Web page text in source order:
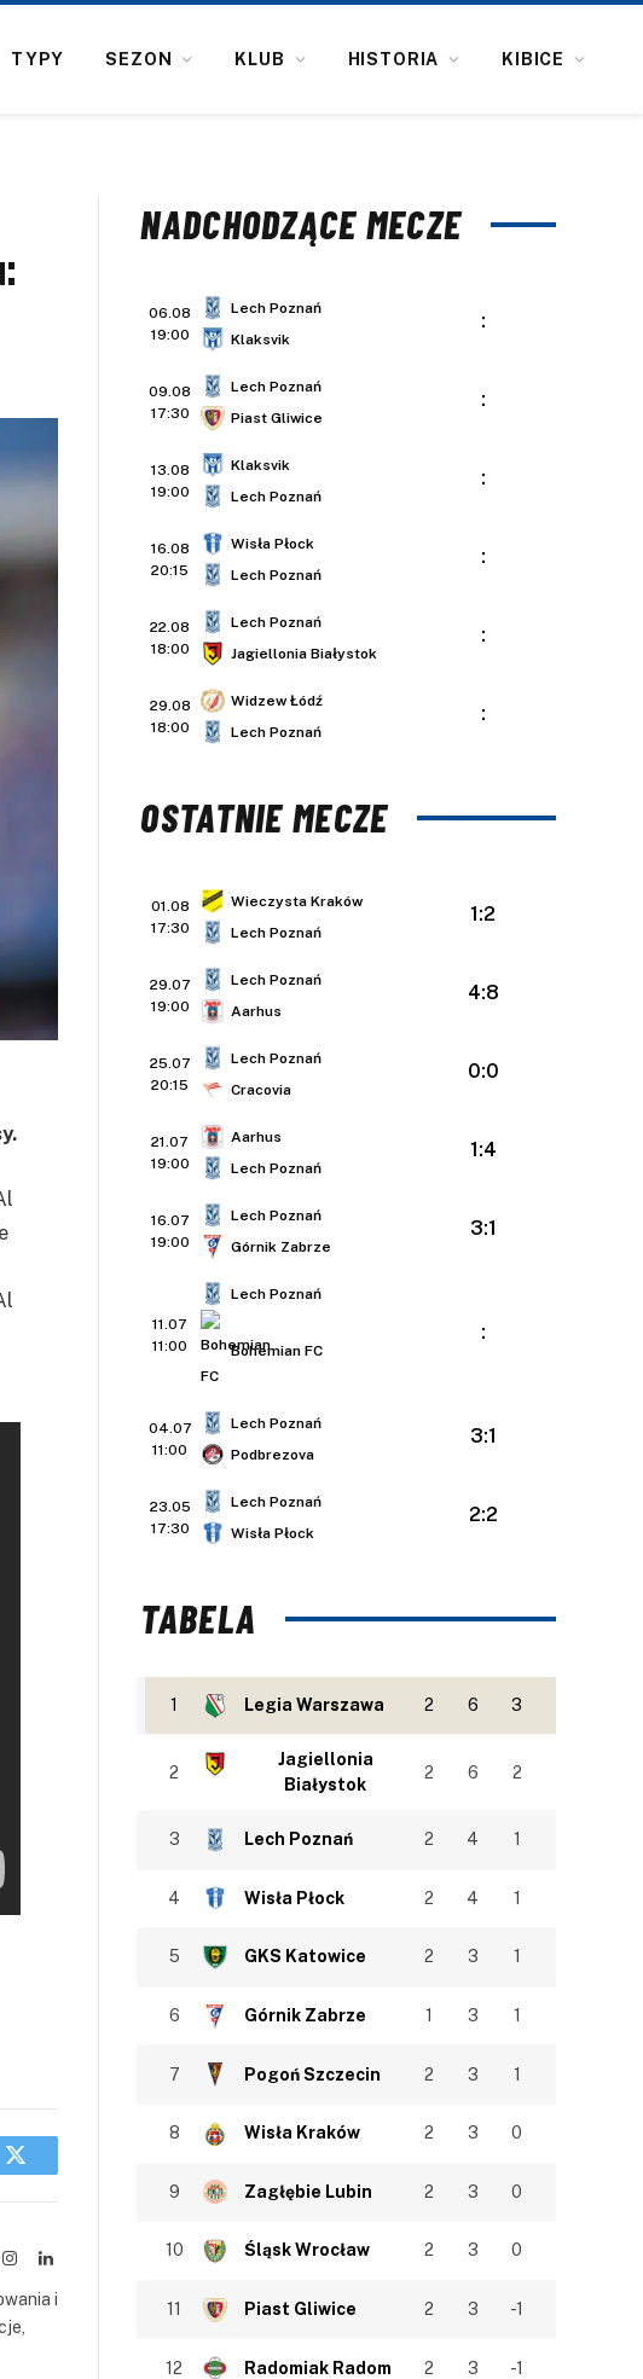
TYPY SEZON KLUB HISTORIA KIBICE
Twitter
InstagramLinkedIn
i
NADCHODZĄCE MECZE
06.08
19:00
Lech Poznań
Klaksvik
:
09.08
17:30
Lech Poznań
Piast Gliwice
:
13.08
19:00
Klaksvik
Lech Poznań
:
16.08
20:15
Wisła Płock
Lech Poznań
:
22.08
18:00
Lech Poznań
Jagiellonia Białystok
:
29.08
18:00
Widzew Łódź
Lech Poznań
:
OSTATNIE MECZE
01.08
17:30
Wieczysta Kraków
Lech Poznań
1:2
29.07
19:00
Lech Poznań
Aarhus
4:8
25.07
20:15
Lech Poznań
Cracovia
0:0
21.07
19:00
Aarhus
Lech Poznań
1:4
16.07
19:00
Lech Poznań
Górnik Zabrze
3:1
11.07
11:00
Lech Poznań
Bohemian FC
:
04.07
11:00
Lech Poznań
Podbrezova
3:1
23.05
17:30
Lech Poznań
Wisła Płock
2:2
TABELA
1 Legia Warszawa 2 6 3
2
Jagiellonia
Białystok
2 6 2
3 Lech Poznań 2 4 1
4 Wisła Płock 2 4 1
5 GKS Katowice 2 3 1
6 Górnik Zabrze 1 3 1
7 Pogoń Szczecin 2 3 1
8 Wisła Kraków 2 3 0
9 Zagłębie Lubin 2 3 0
10 Śląsk Wrocław 2 3 0
11 Piast Gliwice 2 3 -1
12 Radomiak Radom 2 3 -1